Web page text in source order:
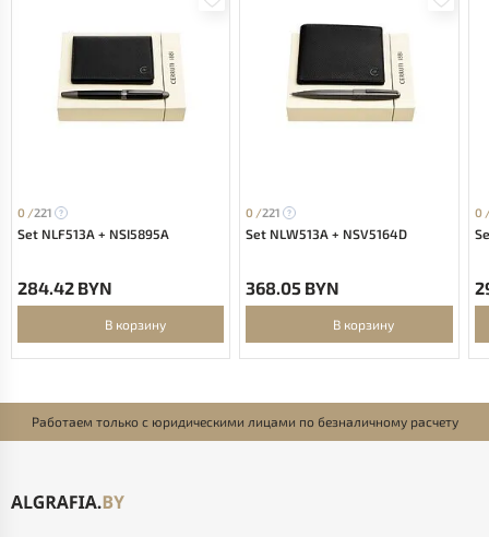
0 /221
Set NLF513A + NSI5895A
284.42 BYN
В корзину
0 /221
Set NLW513A + NSV5164D
368.05 BYN
В корзину
0
Работаем только с юридическими лицами по безналичному расчету